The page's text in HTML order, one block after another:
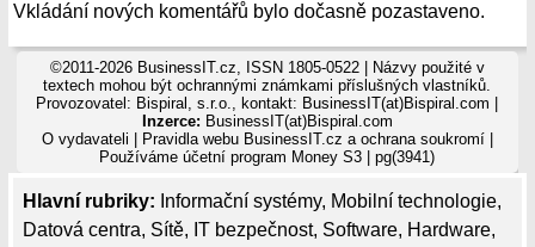
Hlavní rubriky: Informační systémy, Mobilní technologie,
Datová centra, Sítě, IT bezpečnost, Software, Hardware,
Vkládání nových komentářů bylo dočasně pozastaveno.
©2011-2026 BusinessIT.cz, ISSN 1805-0522 | Názvy použité v
textech mohou být ochrannými známkami příslušných vlastníků.
Provozovatel: Bispiral, s.r.o., kontakt: BusinessIT(at)Bispiral.com |
Inzerce: BusinessIT(at)Bispiral.com
O vydavateli
Pravidla webu BusinessIT.cz a ochrana soukromí|
Používámeúčetní program Money S3 | pg(3941)